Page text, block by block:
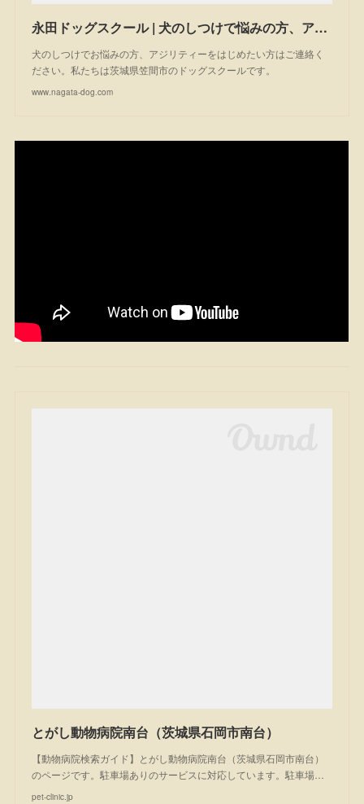
永田ドッグスクール | 犬のしつけで悩みの方、アジリティーを始めたい方は一度ご相談ください。私たちは茨城県笠間市のドッグスクールです。
犬のしつけでお悩みの方、アジリティーをはじめたい方はご連絡く
ださい。私たちは茨城県笠間市のドッグスクールです。
www.nagata-dog.com
とがし動物病院南台（茨城県石岡市南台）
【動物病院検索ガイド】とがし動物病院南台（茨城県石岡市南台）
のページです。駐車場ありのサービスに対応しています。駐車場…
pet-clinic.jp